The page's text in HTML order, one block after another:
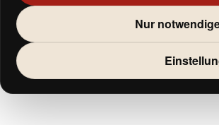
Nur